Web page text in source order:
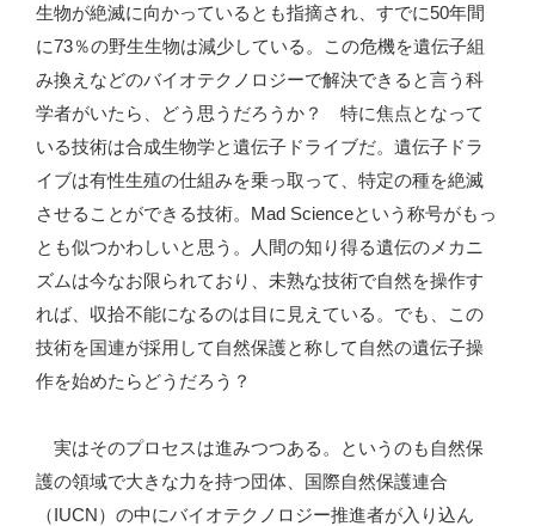
ク
ノ
ロ
ジ
ー”
の
生物が絶滅に向かっているとも指摘され、すでに50年間
に73％の野生生物は減少している。この危機を遺伝子組
み換えなどのバイオテクノロジーで解決できると言う科
学者がいたら、どう思うだろうか？ 特に焦点となって
いる技術は合成生物学と遺伝子ドライブだ。遺伝子ドラ
イブは有性生殖の仕組みを乗っ取って、特定の種を絶滅
させることができる技術。Mad Scienceという称号がもっ
とも似つかわしいと思う。人間の知り得る遺伝のメカニ
ズムは今なお限られており、未熟な技術で自然を操作す
れば、収拾不能になるのは目に見えている。でも、この
技術を国連が採用して自然保護と称して自然の遺伝子操
作を始めたらどうだろう？
実はそのプロセスは進みつつある。というのも自然保
護の領域で大きな力を持つ団体、国際自然保護連合
（IUCN）の中にバイオテクノロジー推進者が入り込ん